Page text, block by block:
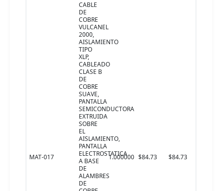
MAT-017
CABLE
DE
COBRE
VULCANEL
2000,
AISLAMIENTO
TIPO
XLP,
CABLEADO
CLASE B
DE
COBRE
SUAVE,
PANTALLA
SEMICONDUCTORA
EXTRUIDA
SOBRE
EL
AISLAMIENTO,
PANTALLA
ELECTROSTATICA
A BASE
DE
ALAMBRES
DE
1.000000 $84.73 $84.73